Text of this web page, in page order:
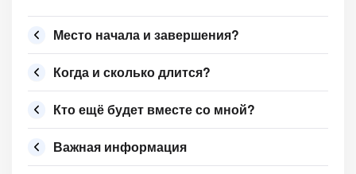
Место начала и завершения?
Когда и сколько длится?
Кто ещё будет вместе со мной?
Важная информация